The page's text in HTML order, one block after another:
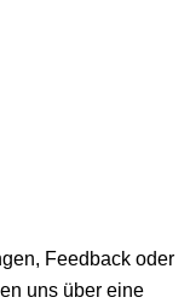
Feedback oder
uns über eine